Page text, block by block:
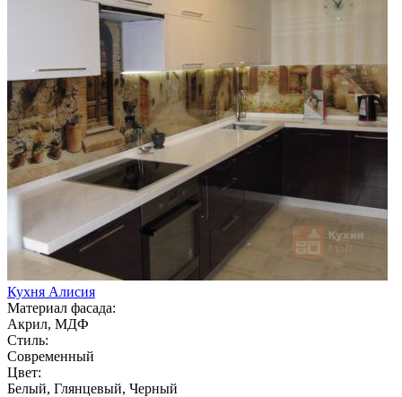
Кухня Алисия
Материал фасада:
Акрил, МДФ
Стиль:
Современный
Цвет:
Белый, Глянцевый, Черный